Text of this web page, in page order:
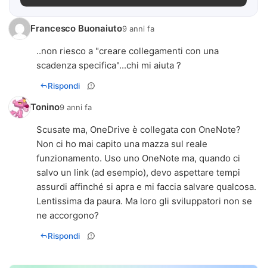
Francesco Buonaiuto9 anni fa
..non riesco a "creare collegamenti con una
scadenza specifica"...chi mi aiuta ?
Rispondi
Tonino9 anni fa
Scusate ma, OneDrive è collegata con OneNote?
Non ci ho mai capito una mazza sul reale
funzionamento. Uso uno OneNote ma, quando ci
salvo un link (ad esempio), devo aspettare tempi
assurdi affinché si apra e mi faccia salvare qualcosa.
Lentissima da paura. Ma loro gli sviluppatori non se
ne accorgono?
Rispondi